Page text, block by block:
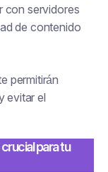
con servidores
de contenido
permitirán
evitar el
para tu